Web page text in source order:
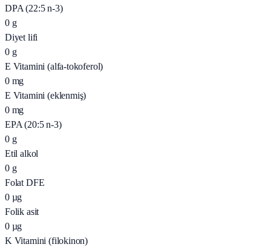
DPA (22:5 n-3)
0 g
Diyet lifi
0 g
E Vitamini (alfa-tokoferol)
0 mg
E Vitamini (eklenmiş)
0 mg
EPA (20:5 n-3)
0 g
Etil alkol
0 g
Folat DFE
0 µg
Folik asit
0 µg
K Vitamini (filokinon)